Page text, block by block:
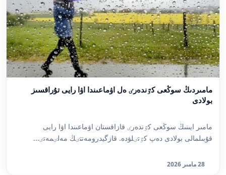
مامىردىڭ سوڭعى كٷندەرٸ ەل اۋماعىندا اۋا رايى تۇراقسىز
بولادى
مامىر ايىنىڭ سوڭعى كٷندەرٸ قازاقستان اۋماعىندا اۋا رايى
قۇبىلمالى بولادى دەپ كٷتٸلۋدە. قازگيدرومەتتٸڭ مەلٸمەتٸ...
28 مامىر 2026